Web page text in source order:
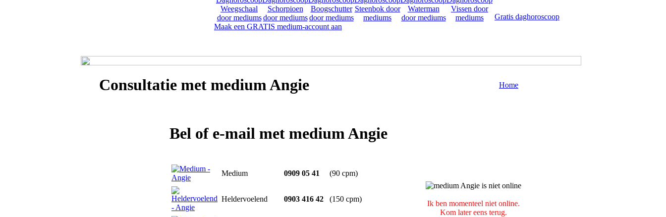
Maak een GRATIS medium-account aan
Gratis daghoroscoop
Consultatie met medium Angie Home
Bel of e-mail met medium Angie
Medium 0909 05 41 (90 cpm)
Ik ben momenteel niet online.
Kom later eens terug.
Heldervoelend 0903 416 42 (150 cpm)